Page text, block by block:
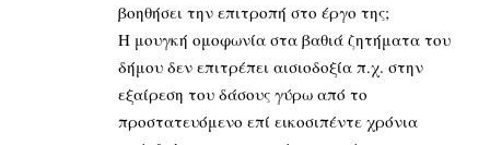
βοηθήσει την επιτροπή στο έργο της;
Η μουγκή ομοφωνία στα βαθιά ζητήματα του
δήμου δεν επιτρέπει αισιοδοξία π.χ. στην
εξαίρεση του δάσους γύρω από το
προστατευόμενο επί εικοσιπέντε χρόνια